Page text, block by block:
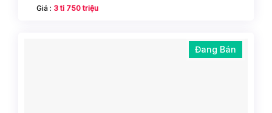
Giá : 3 tỉ 750 triệu
Đang Bán